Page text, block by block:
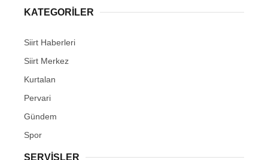
KATEGORİLER
Siirt Haberleri
Siirt Merkez
Kurtalan
Pervari
Gündem
Spor
SERVİSLER